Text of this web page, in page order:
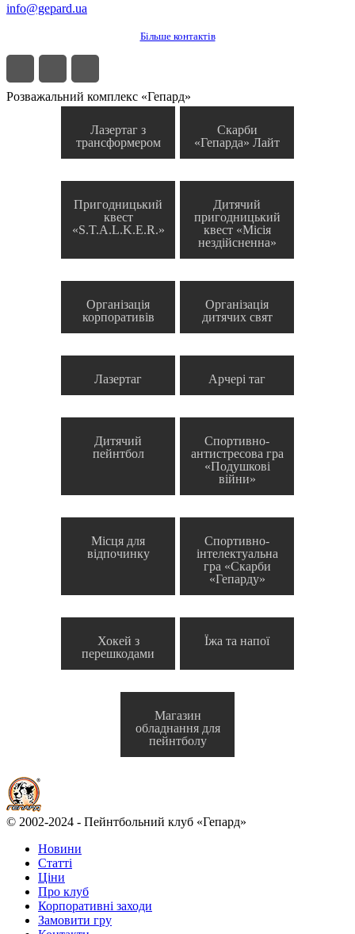
info@gepard.ua
Більше контактів
Розважальний комплекс «Гепард»
Лазертаг з
трансформером
Скарби
«Гепарда» Лайт
Пригодницький
квест
«S.T.A.L.K.E.R.»
Дитячий
пригодницький
квест «Місія
нездійсненна»
Організація
корпоративів
Організація
дитячих свят
Лазертаг Арчері таг
Дитячий
пейнтбол
Спортивно-
антистресова гра
«Подушкові
війни»
Місця для
відпочинку
Спортивно-
інтелектуальна
гра «Скарби
«Гепарду»
Хокей з
перешкодами
Їжа та напої
Магазин
обладнання для
пейнтболу
© 2002-2024 - Пейнтбольний клуб «Гепард»
Новини
Статті
Ціни
Про клуб
Корпоративні заходи
Замовити гру